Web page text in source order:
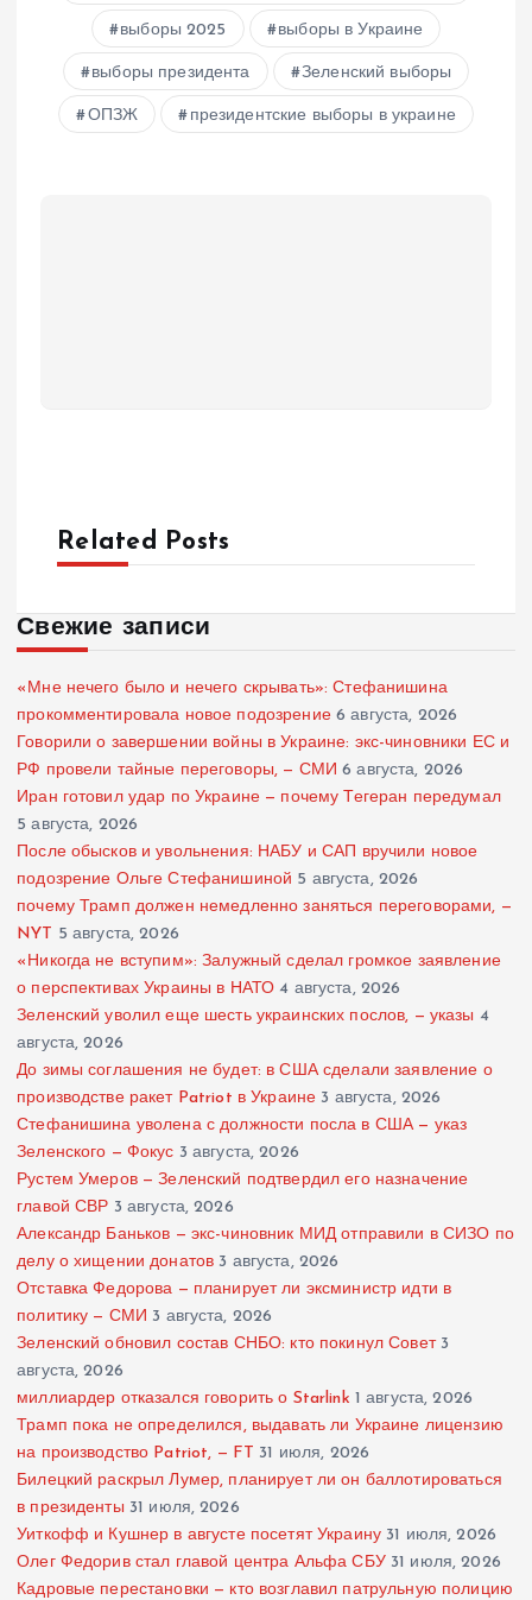
выборы 2025 выборы в Украине
выборы президента Зеленский выборы
ОПЗЖ президентские выборы в украине
Related Posts
Свежие записи
«Мне нечего было и нечего скрывать»: Стефанишина
прокомментировала новое подозрение 6 августа, 2026
Говорили о завершении войны в Украине: экс-чиновники ЕС и
РФ провели тайные переговоры, — СМИ 6 августа, 2026
Иран готовил удар по Украине — почему Тегеран передумал
5 августа, 2026
После обысков и увольнения: НАБУ и САП вручили новое
подозрение Ольге Стефанишиной 5 августа, 2026
почему Трамп должен немедленно заняться переговорами, —
NYT 5 августа, 2026
«Никогда не вступим»: Залужный сделал громкое заявление
о перспективах Украины в НАТО 4 августа, 2026
Зеленский уволил еще шесть украинских послов, — указы 4
августа, 2026
До зимы соглашения не будет: в США сделали заявление о
производстве ракет Patriot в Украине 3 августа, 2026
Стефанишина уволена с должности посла в США — указ
Зеленского — Фокус 3 августа, 2026
Рустем Умеров — Зеленский подтвердил его назначение
главой СВР 3 августа, 2026
Александр Баньков — экс-чиновник МИД отправили в СИЗО по
делу о хищении донатов 3 августа, 2026
Отставка Федорова — планирует ли эксминистр идти в
политику — СМИ 3 августа, 2026
Зеленский обновил состав СНБО: кто покинул Совет 3
августа, 2026
миллиардер отказался говорить о Starlink 1 августа, 2026
Трамп пока не определился, выдавать ли Украине лицензию
на производство Patriot, — FT 31 июля, 2026
Билецкий раскрыл Лумер, планирует ли он баллотироваться
в президенты 31 июля, 2026
Уиткофф и Кушнер в августе посетят Украину 31 июля, 2026
Олег Федорив стал главой центра Альфа СБУ 31 июля, 2026
Кадровые перестановки — кто возглавил патрульную полицию